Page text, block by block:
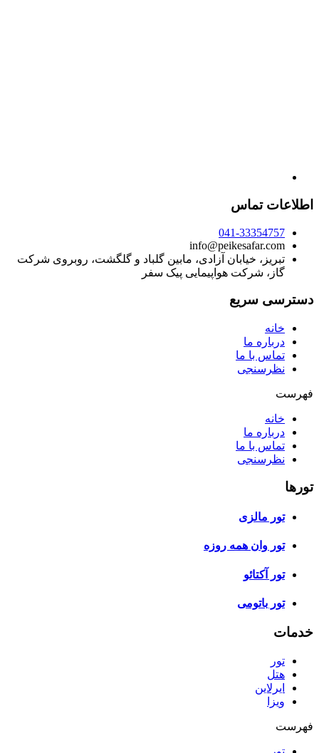
اطلاعات تماس
041-33354757
info@peikesafar.com
تبریز، خیابان آزادی، مابین گلباد و گلگشت، روبروی شرکت
گاز، شرکت هواپیمایی پیک سفر
دسترسی سریع
خانه
درباره ما
تماس با ما
نظرسنجی
فهرست
خانه
درباره ما
تماس با ما
نظرسنجی
تورها
تور مالزی
تور وان همه روزه
تور آکتائو
تور باتومی
خدمات
تور
هتل
ایرلاین
ویزا
فهرست